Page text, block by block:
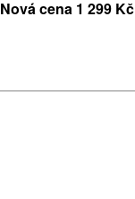
Nová cena 1 299 Kč